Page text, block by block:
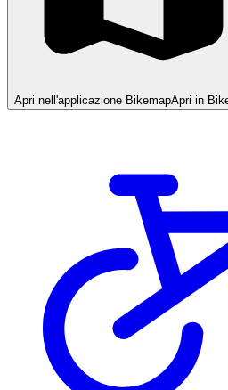
Apri nell'applicazione BikemapApri in